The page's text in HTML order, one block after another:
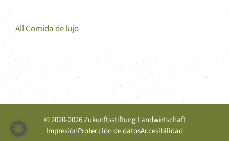
All Comida de lujo
© 2020-2026 Zukunftsstiftung Landwirtschaft
ImpresiónProtección de datosAccesibilidad